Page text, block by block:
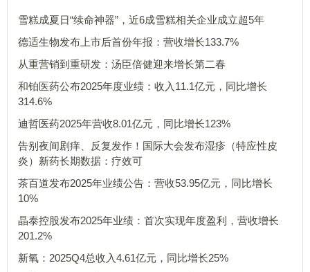
雪糕成夏日“续命神器”，近6成雪糕相关企业成立超5年
德适生物发布上市后首份年报：营收增长133.7%
从重营销到重研发：汤臣倍健迎来增长第二春
和铂医药公布2025年度业绩：收入11.1亿元，同比增长
314.6%
迪哲医药2025年营收8.01亿元，同比增长123%
告别夜间剧痒、反复发作！国际大会发布湿疹（特应性皮
炎）新药长期数据：疗效可
茶百道发布2025年业绩公告：营收53.95亿元，同比增长
10%
晶泰控股发布2025年业绩：首次实现年度盈利，营收增长
201.2%
新氧：2025Q4总收入4.61亿元，同比增长25%